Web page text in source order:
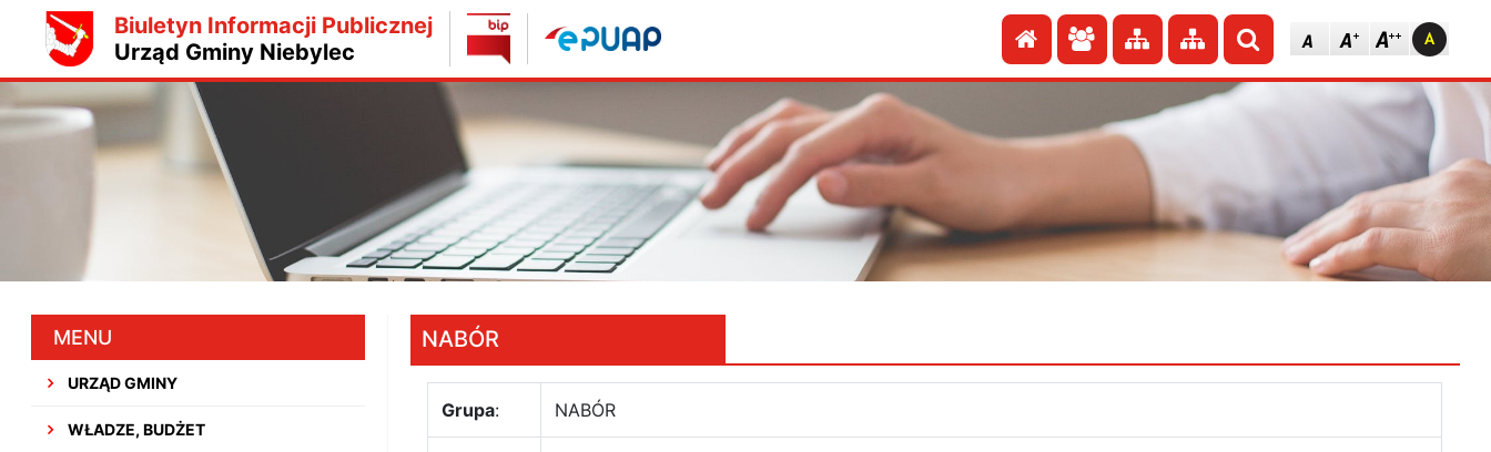
Biuletyn Informacji Publicznej
Urząd Gminy Niebylec
Przejdź do strony głównej
Przejdź do redakcji
Przejdź do mapy strony
Przejdź do mapy strony
Szukaj
MENU
URZĄD GMINY
WŁADZE, BUDŻET
NABÓR
Grupa: NABÓR